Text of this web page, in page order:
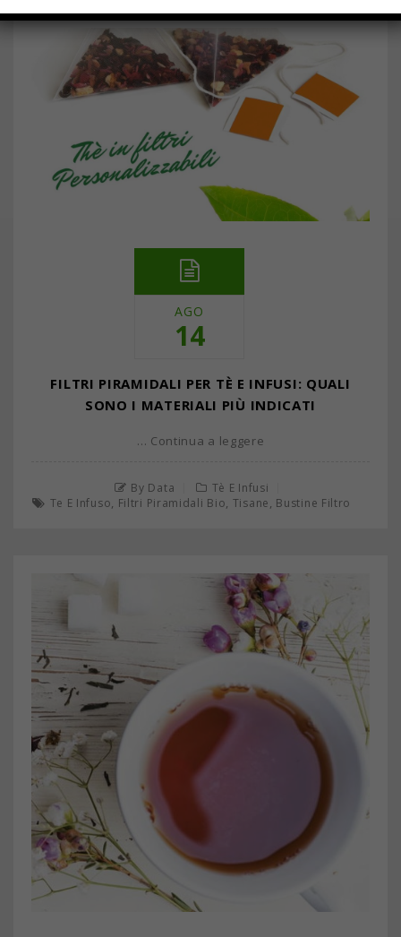
AGO
14
FILTRI PIRAMIDALI PER TÈ E INFUSI: QUALI
SONO I MATERIALI PIÙ INDICATI
… Continua a leggere
By Data
Tè E Infusi
Te E Infuso, Filtri Piramidali Bio, Tisane, Bustine Filtro